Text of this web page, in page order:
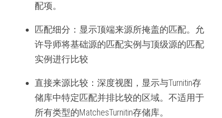
配项。
匹配细分：显示顶端来源所掩盖的匹配。允
许导师将基础源的匹配实例与顶级源的匹配
实例进行比较
直接来源比较：深度视图，显示与Turnitin存
储库中特定匹配并排比较的区域。不适用于
所有类型的MatchesTurnitin存储库。